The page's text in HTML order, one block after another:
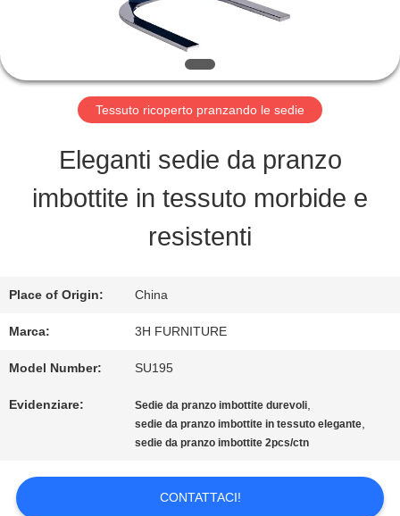
FABBRICA
CONTROLLO
QUALITÀ
CONTATTO
UNITI
RICHIEDA
UNA
CITAZIONE
MAPPA
Tessuto ricoperto pranzando le sedie
Eleganti sedie da pranzo
imbottite in tessuto morbide e
resistenti
Place of Origin: China
Marca: 3H FURNITURE
Model Number: SU195
Evidenziare: Sedie da pranzo imbottite durevoli,
sedie da pranzo imbottite in tessuto elegante,
sedie da pranzo imbottite 2pcs/ctn
CONTATTACI!